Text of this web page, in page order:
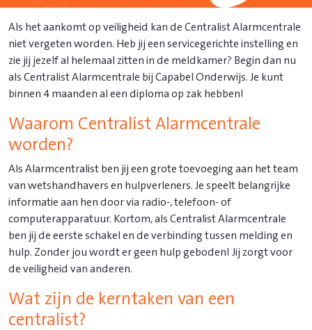
Als het aankomt op veiligheid kan de Centralist Alarmcentrale
niet vergeten worden. Heb jij een servicegerichte instelling en
zie jij jezelf al helemaal zitten in de meldkamer? Begin dan nu
als Centralist Alarmcentrale bij Capabel Onderwijs. Je kunt
binnen 4 maanden al een diploma op zak hebben!
Waarom Centralist Alarmcentrale
worden?
Als Alarmcentralist ben jij een grote toevoeging aan het team
van wetshandhavers en hulpverleners. Je speelt belangrijke
informatie aan hen door via radio-, telefoon- of
computerapparatuur. Kortom, als Centralist Alarmcentrale
ben jij de eerste schakel en de verbinding tussen melding en
hulp. Zonder jou wordt er geen hulp geboden! Jij zorgt voor
de veiligheid van anderen.
Wat zijn de kerntaken van een
centralist?